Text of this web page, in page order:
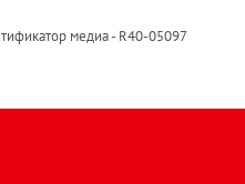
медиа - R40-05097